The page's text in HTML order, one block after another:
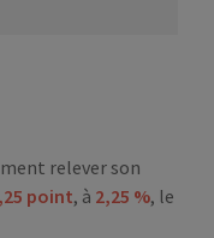
relever son
point, à 2,25 %, le